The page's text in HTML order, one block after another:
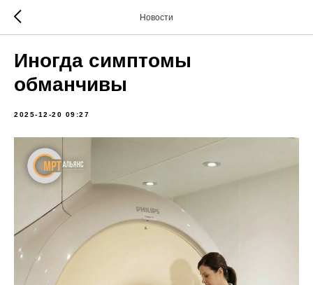
Новости
Иногда симптомы
обманчивы
2025-12-20 09:27